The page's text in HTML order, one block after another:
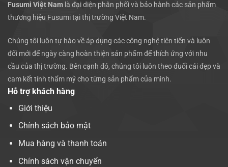
Fusumi Việt Nam là đại diện phân phối và bảo hành các sản phẩm
thương hiệu Fusumi tại thị trường Việt Nam.
Chúng tôi luôn tự hào về áp dụng các công nghệ tiên tiến và luôn
đổi mới để ngày càng hoàn thiện sản phẩm để thích ứng với nhu
cầu của thị trường. Bên cạnh đó, chúng tôi luôn theo đuổi cái đẹp và
cam kết tính thẩm mỹ cho từng sản phẩm của mình.
Hỗ trợ khách hàng
Giới thiệu
Chính sách bảo mật
Mua hàng và thanh toán
Chính sách vận chuyển